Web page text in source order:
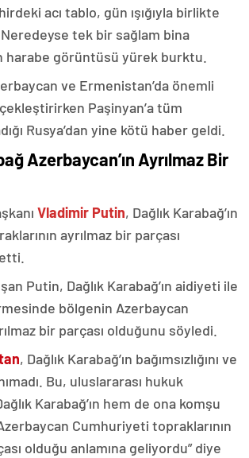
acı tablo, gün ışığıyla birlikte
Neredeyse tek bir sağlam bina
harabe görüntüsü yürek burktu.
ve Ermenistan’da önemli
Paşinyan’a tüm
Rusya’dan yine kötü haber geldi.
Azerbaycan’ın Ayrılmaz Bir
Vladimir Putin, Dağlık Karabağ’ın
ayrılmaz bir parçası
Putin, Dağlık Karabağ’ın aidiyeti ile
bölgenin Azerbaycan
bir parçası olduğunu söyledi.
, Dağlık Karabağ’ın bağımsızlığını ve
Bu, uluslararası hukuk
Karabağ’ın hem de ona komşu
Cumhuriyeti topraklarının
olduğu anlamına geliyordu” diye